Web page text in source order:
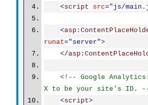
<script src="js/
<asp :
runat="server">
</asp :
<!-- Google Analytics:
X to be your site's ID.
<script>